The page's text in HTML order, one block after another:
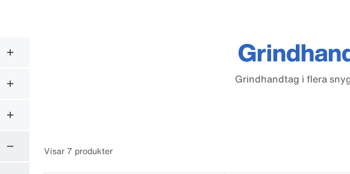
Grindhandtag i flera
Visar 7 produkter